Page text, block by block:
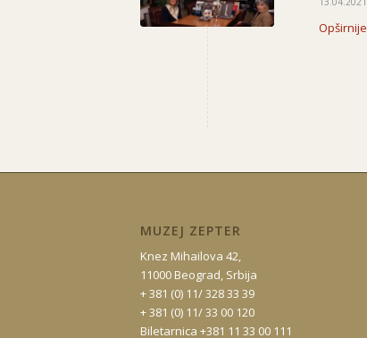
Opširnije
MUZEJ ZEPTER
Knez Mihailova 42,
11000 Beograd, Srbija
+ 381 (0) 11/ 328 33 39
+ 381 (0) 11/ 33 00 120
Biletarnica +381 11 33 00 111